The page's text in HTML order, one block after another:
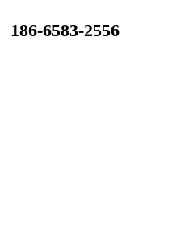
186-6583-2556